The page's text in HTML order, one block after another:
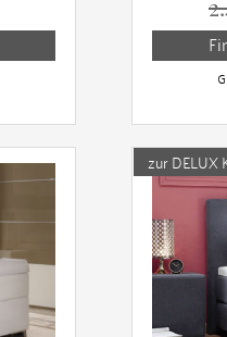
zur DELUX